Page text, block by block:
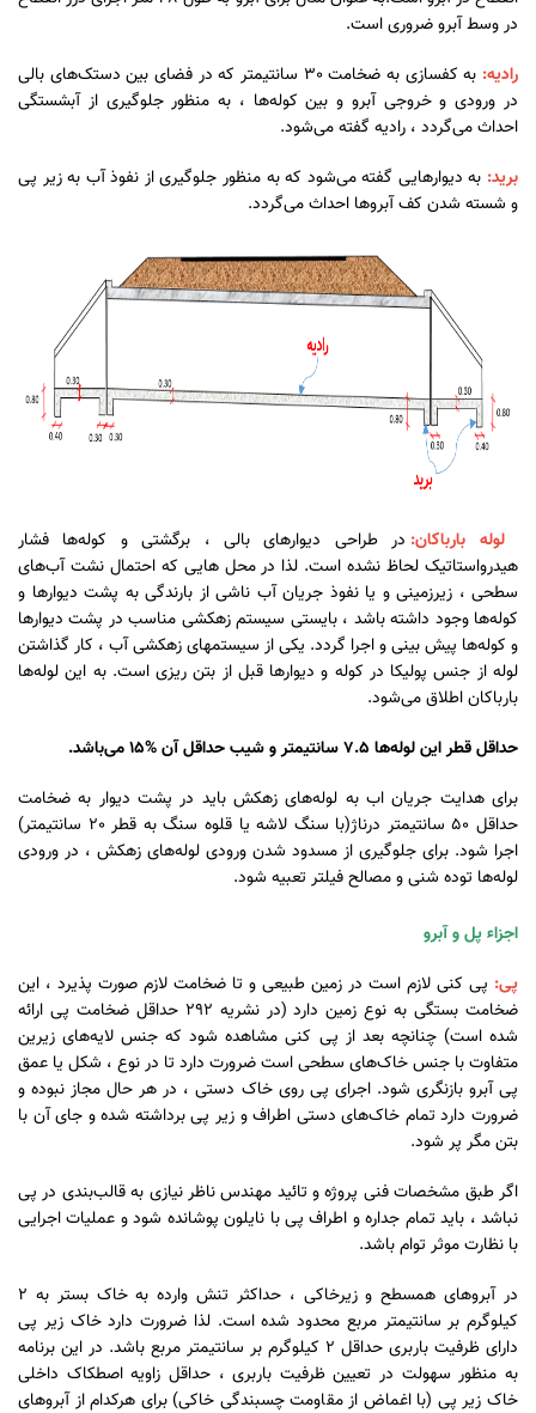
در وسط آبرو ضروری است.
رادیه:
به کفسازی به ضخامت 30 سانتیمتر که در فضای بین دستک‌های بالی
در ورودی و خروجی آبرو و بین کوله‌ها ، به منظور جلوگیری از آبشستگی
احداث می‌گردد ، رادیه گفته می‌شود.
برید: به دیوارهایی گفته می‌شود که به منظور جلوگیری از نفوذ آب به زیر پی
و شسته شدن کف آبروها احداث می‌گردد.
لوله بارباکان: در طراحی دیوارهای بالی ، برگشتی و کوله‌ها فشار
هیدرواستاتیک لحاظ نشده است. لذا در محل هایی که احتمال نشت آب‌های
سطحی ، زیرزمینی و یا نفوذ جریان آب ناشی از بارندگی به پشت دیوارها و
کوله‌ها وجود داشته باشد ، بایستی سیستم زهکشی مناسب در پشت دیوارها
و کوله‌ها پیش بینی و اجرا گردد. یکی از سیستم‎های زهکشی آب ، کار گذاشتن
لوله از جنس پولیکا در کوله و دیوارها قبل از بتن ریزی است. به این لوله‌ها
بارباکان اطلاق می‌شود.
حداقل قطر این لوله‌ها 7.5 سانتیمتر و شیب حداقل آن %15 می‌باشد.
برای هدایت جریان اب به لوله‌های زهکش باید در پشت دیوار به ضخامت
حداقل 50 سانتیمتر درناژ(با سنگ لاشه یا قلوه سنگ به قطر 20 سانتیمتر)
اجرا شود. برای جلوگیری از مسدود شدن ورودی لوله‌های زهکش ، در ورودی
لوله‌ها توده شنی و مصالح فیلتر تعبیه شود.
اجزاء پل و آبرو
پی: پی کنی لازم است در زمین طبیعی و تا ضخامت لازم صورت پذیرد ، این
ضخامت بستگی به نوع زمین دارد (در نشریه 292 حداقل ضخامت پی ارائه
شده است) چنانچه بعد از پی کنی مشاهده شود که جنس لایه‌های زیرین
متفاوت با جنس خاک‌های سطحی است ضرورت دارد تا در نوع ، شکل یا عمق
پی آبرو بازنگری شود. اجرای پی روی خاک دستی ، در هر حال مجاز نبوده و
ضرورت دارد تمام خاک‌های دستی اطراف و زیر پی برداشته شده و جای آن با
بتن مگر پر شود.
اگر طبق مشخصات فنی پروژه و تائید مهندس ناظر نیازی به قالب‌بندی در پی
نباشد ، باید تمام جداره و اطراف پی با نایلون پوشانده شود و عملیات اجرایی
با نظارت موثر توام باشد.
در آبروهای همسطح و زیرخاکی ، حداکثر تنش وارده به خاک بستر به 2
کیلوگرم بر سانتیمتر مربع محدود شده است. لذا ضرورت دارد خاک زیر پی
دارای ظرفیت باربری حداقل 2 کیلوگرم بر سانتیمتر مربع باشد. در این برنامه
به منظور سهولت در تعیین ظرفیت باربری ، حداقل زاویه اصطکاک داخلی
خاک زیر پی (با اغماض از مقاومت چسبندگی خاکی) برای هرکدام از آبروهای